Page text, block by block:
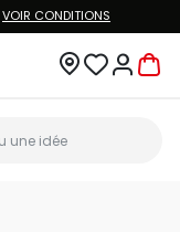
VOIR CONDITIONS